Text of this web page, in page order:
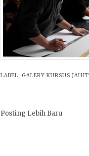
LABEL: GALERY KURSUS JAHIT
Posting Lebih Baru